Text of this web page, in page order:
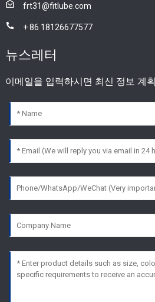
frt31@fitlube.com
+ 86 18126677577
뉴스레터
이메일을 입력하시면 최신 정보 계